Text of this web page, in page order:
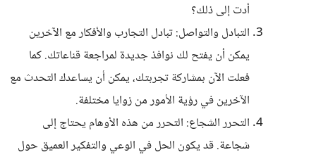
أدت إلى ذلك؟
التبادل والتواصل: تبادل التجارب والأفكار مع الآخرين
يمكن أن يفتح لك نوافذ جديدة لمراجعة قناعاتك. كما
فعلت الآن بمشاركة تجربتك، يمكن أن يساعدك التحدث مع
الآخرين في رؤية الأمور من زوايا مختلفة.
التحرر الشجاع: التحرر من هذه الأوهام يحتاج إلى
شجاعة. قد يكون الحل في الوعي والتفكير العميق حول